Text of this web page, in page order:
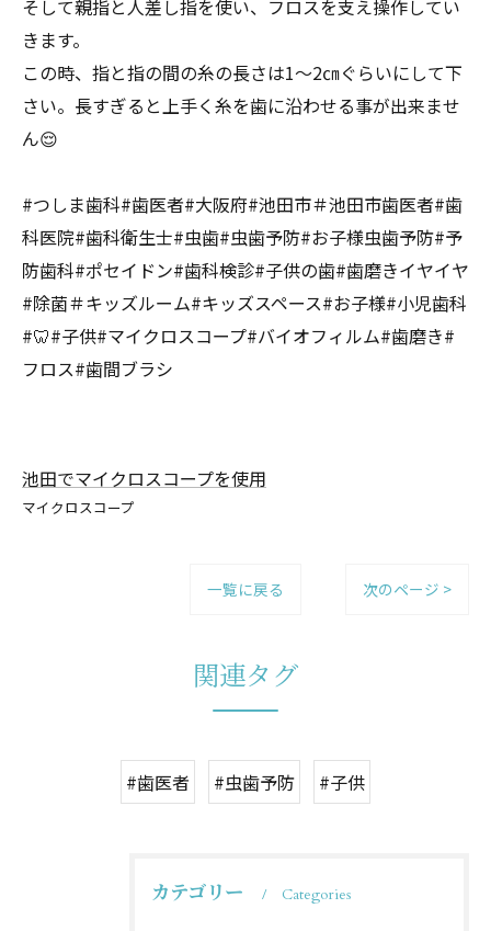
そして親指と人差し指を使い、フロスを支え操作してい
きます。
この時、指と指の間の糸の長さは1〜2㎝ぐらいにして下
さい。長すぎると上手く糸を歯に沿わせる事が出来ませ
ん😌
#つしま歯科#歯医者#大阪府#池田市＃池田市歯医者#歯
科医院#歯科衛生士#虫歯#虫歯予防#お子様虫歯予防#予
防歯科#ポセイドン#歯科検診#子供の歯#歯磨きイヤイヤ
#除菌＃キッズルーム#キッズスペース#お子様#小児歯科
#🦷#子供#マイクロスコープ#バイオフィルム#歯磨き#
フロス#歯間ブラシ
池田でマイクロスコープを使用
マイクロスコープ
一覧に戻る 次のページ >
関連タグ
#歯医者 #虫歯予防 #子供
カテゴリー Categories